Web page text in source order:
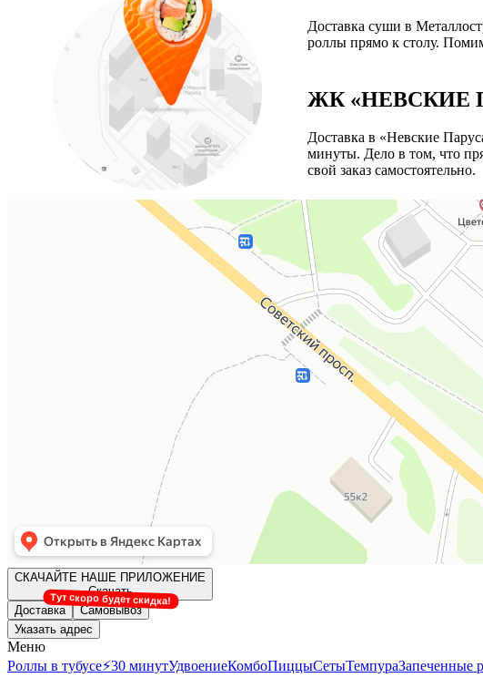
Доставка суши в
роллы прямо к столу.
ЖК «НЕВСКИЕ
Доставка в «Невские
минуты. Дело в том, что
свой заказ самостоятельно.
СКАЧАЙТЕ НАШЕ ПРИЛОЖЕНИЕ
Скачать
Доставка
Самовывоз
Тут скоро будет скидка!
Указать адрес
Меню
Роллы в тубусе⚡️30 минутУдвоениеКомбоПиццыСетыТемпураЗапеченные